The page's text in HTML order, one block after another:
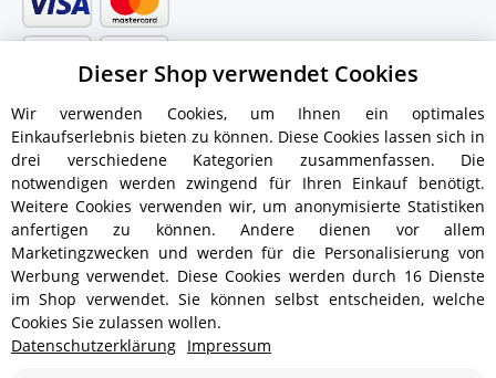
Versandinformationen
ab 5,90 € - Ab 300 € Bestellwert
Dieser Shop verwendet Cookies
Wir verwenden Cookies, um Ihnen ein optimales
Einkaufserlebnis bieten zu können. Diese Cookies lassen sich in
drei verschiedene Kategorien zusammenfassen. Die
notwendigen werden zwingend für Ihren Einkauf benötigt.
Weitere Cookies verwenden wir, um anonymisierte Statistiken
anfertigen zu können. Andere dienen vor allem
Marketingzwecken und werden für die Personalisierung von
Werbung verwendet. Diese Cookies werden durch 16 Dienste
im Shop verwendet. Sie können selbst entscheiden, welche
Cookies Sie zulassen wollen.
Datenschutzerklärung Impressum